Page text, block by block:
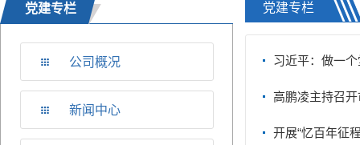
党建专栏
公司概况
新闻中心
党建专栏
习近平：做一
高鹏凌主持召
开展“忆百年征